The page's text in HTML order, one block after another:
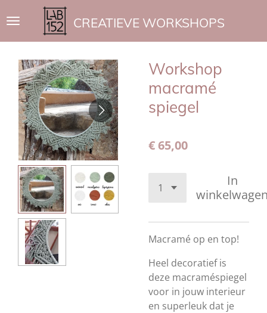
direct
naar
hoofdinhoud
CREATIEVE WORKSHOPS
Workshop
macramé
spiegel
€ 65,00
In
Macramé op en top!
Heel decoratief is
deze macraméspiegel
voor in jouw interieur
en superleuk dat je